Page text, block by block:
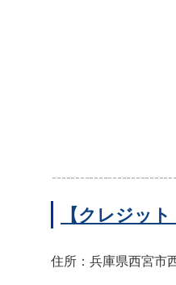
【クレジッ
住所：兵庫県西宮市